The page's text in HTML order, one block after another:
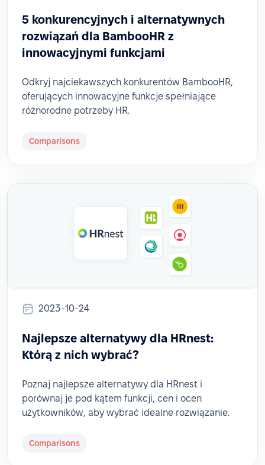
5 konkurencyjnych i alternatywnych
rozwiązań dla BambooHR z
innowacyjnymi funkcjami
Odkryj najciekawszych konkurentów BambooHR,
oferujących innowacyjne funkcje spełniające
różnorodne potrzeby HR.
Comparisons
2023-10-24
Najlepsze alternatywy dla HRnest:
Którą z nich wybrać?
Poznaj najlepsze alternatywy dla HRnest i
porównaj je pod kątem funkcji, cen i ocen
użytkowników, aby wybrać idealne rozwiązanie.
Comparisons